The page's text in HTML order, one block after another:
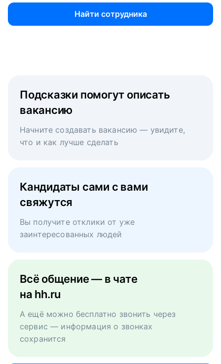
Найти сотрудника
Подсказки помогут описать
вакансию
Начните создавать вакансию — увидите,
что и как лучше сделать
Кандидаты сами с вами
свяжутся
Вы получите отклики от уже
заинтересованных людей
Всё общение — в чате
на hh.ru
А ещё можно бесплатно звонить через
сервис — информация о звонках
сохранится